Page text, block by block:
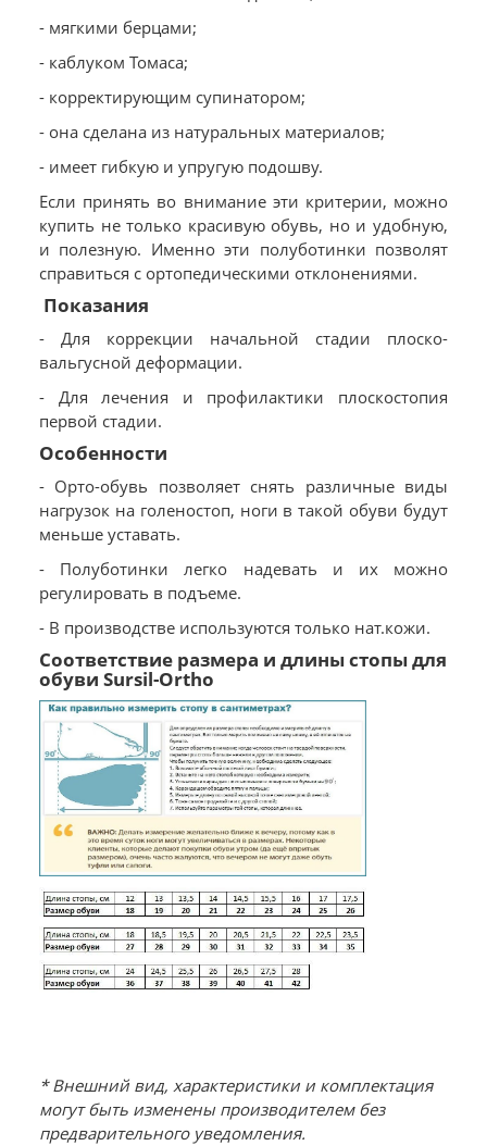
- мягкими берцами;
- каблуком Томаса;
- корректирующим супинатором;
- она сделана из натуральных материалов;
- имеет гибкую и упругую подошву.
Если принять во внимание эти критерии, можно
купить не только красивую обувь, но и удобную,
и полезную. Именно эти полуботинки позволят
справиться с ортопедическими отклонениями.
Показания
- Для коррекции начальной стадии плоско-
вальгусной деформации.
- Для лечения и профилактики плоскостопия
первой стадии.
Особенности
- Орто-обувь позволяет снять различные виды
нагрузок на голеностоп, ноги в такой обуви будут
меньше уставать.
- Полуботинки легко надевать и их можно
регулировать в подъеме.
- В производстве используются только нат.кожи.
Соответствие размера и длины стопы для
обуви Sursil-Ortho
* Внешний вид, характеристики и комплектация
могут быть изменены производителем без
предварительного уведомления.